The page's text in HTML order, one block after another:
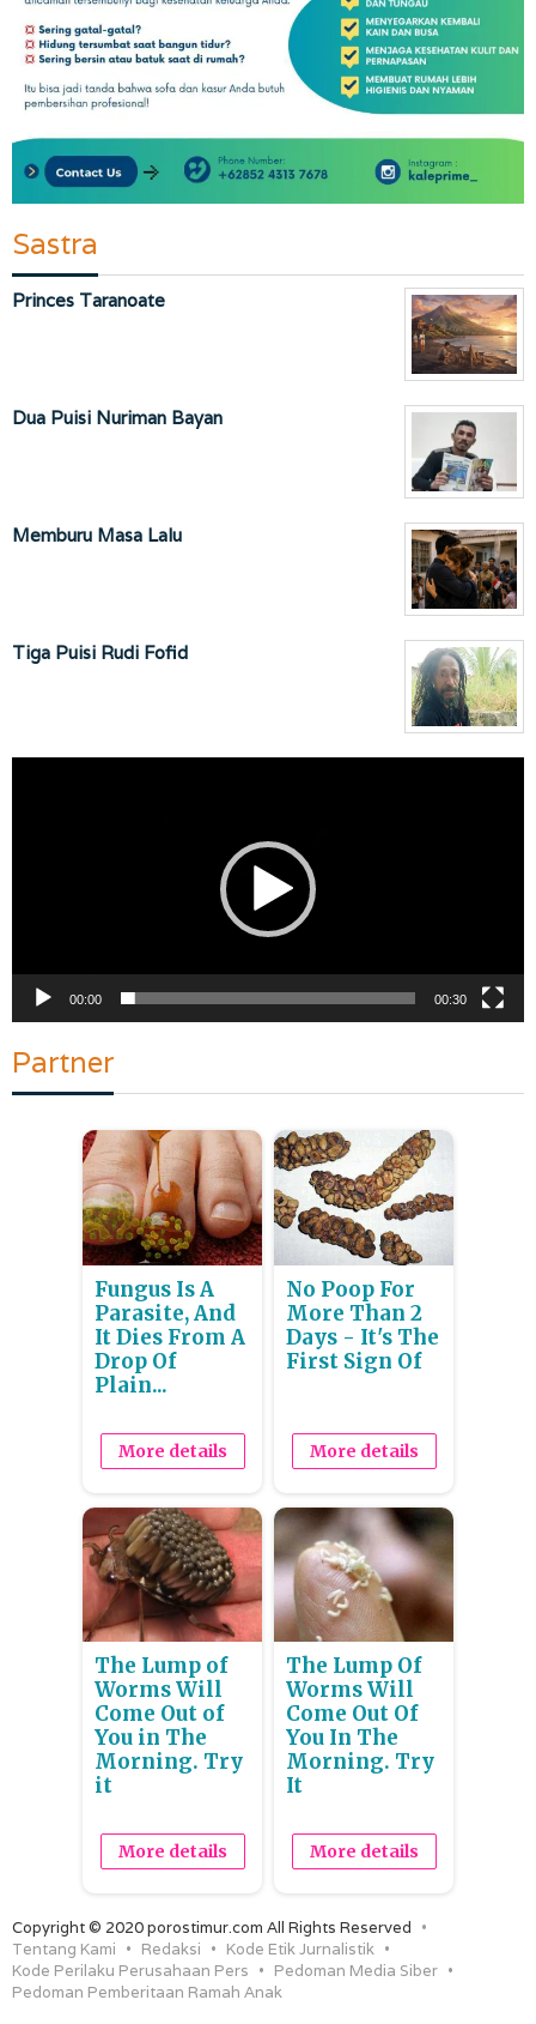
Sastra
Princes Taranoate
Dua Puisi Nuriman Bayan
Memburu Masa Lalu
Tiga Puisi Rudi Fofid
00:00 00:30
Partner
Fungus Is A
Parasite, And
It Dies From A
Drop Of
Plain...
More details
No Poop For
More Than 2
Days - It's The
First Sign Of
More details
The Lump of
Worms Will
Come Out of
You in The
Morning. Try
it
More details
The Lump Of
Worms Will
Come Out Of
You In The
Morning. Try
It
More details
Copyright © 2020 porostimur.com All Rights Reserved
Tentang Kami
Redaksi
Kode Etik Jurnalistik
Kode Perilaku Perusahaan Pers
Pedoman Media Siber
Pedoman Pemberitaan Ramah Anak